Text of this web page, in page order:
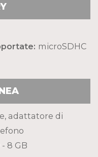
microSDHC
adattatore di
8 GB